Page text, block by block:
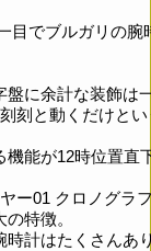
目でブルガリの腕
盤に余計な装飾は
刻と動くだけと
機能が12時位置直
ー01 クロノグラ
特徴。
時計はたくさんあ